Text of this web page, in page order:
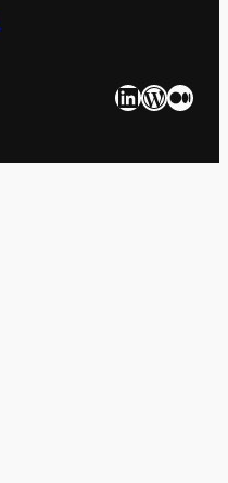
LinkedIn WordPress Medium